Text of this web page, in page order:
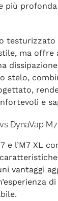
più
testurizzato
ma offre
stelo,
e
DynaVap
e l’M7 XL
vantaggi